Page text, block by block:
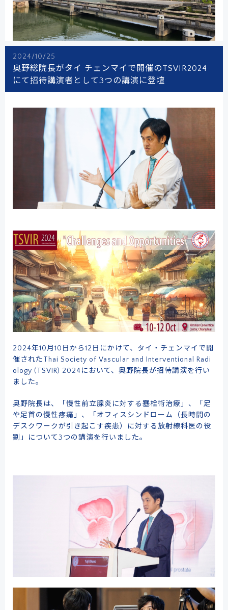
2024/10/25
奥野総院長がタイ チェンマイで開催のTSVIR2024
にて招待講演者として3つの講演に登壇
2024年10月10日から12日にかけて、タイ・チェンマイで開
催されたThai Society of Vascular and Interventional Radi
ology (TSVIR) 2024において、奥野院長が招待講演を行い
ました。
奥野院長は、「慢性前立腺炎に対する塞栓術治療」、「足
や足首の慢性疼痛」、「オフィスシンドローム（長時間の
デスクワークが引き起こす疾患）に対する放射線科医の役
割」について3つの講演を行いました。